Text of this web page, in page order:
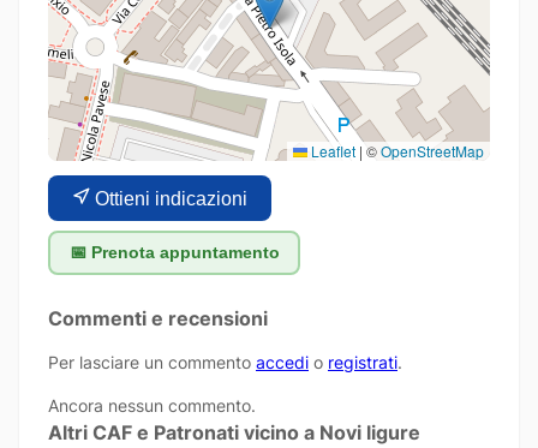
Leaflet | ©OpenStreetMap
Ottieni indicazioni
📅 Prenota appuntamento
Commenti e recensioni
Per lasciare un commento accedi o registrati.
Ancora nessun commento.
Altri CAF e Patronati vicino a Novi ligure